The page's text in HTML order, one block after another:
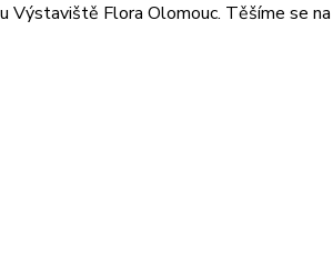
Výstaviště Flora Olomouc. Těšíme se